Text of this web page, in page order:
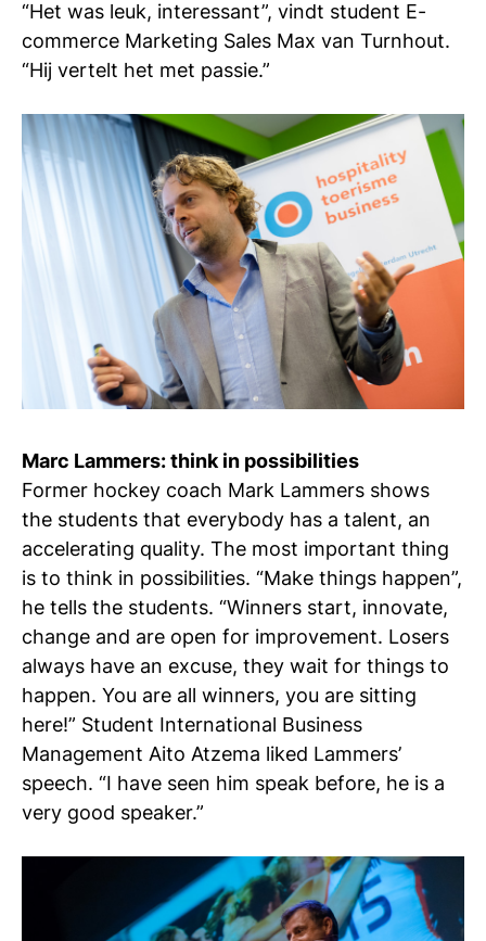
“Het was leuk, interessant”, vindt student E-
commerce Marketing Sales Max van Turnhout.
“Hij vertelt het met passie.”
Marc Lammers: think in possibilities
Former hockey coach Mark Lammers shows
the students that everybody has a talent, an
accelerating quality. The most important thing
is to think in possibilities. “Make things happen”,
he tells the students. “Winners start, innovate,
change and are open for improvement. Losers
always have an excuse, they wait for things to
happen. You are all winners, you are sitting
here!” Student International Business
Management Aito Atzema liked Lammers’
speech. “I have seen him speak before, he is a
very good speaker.”